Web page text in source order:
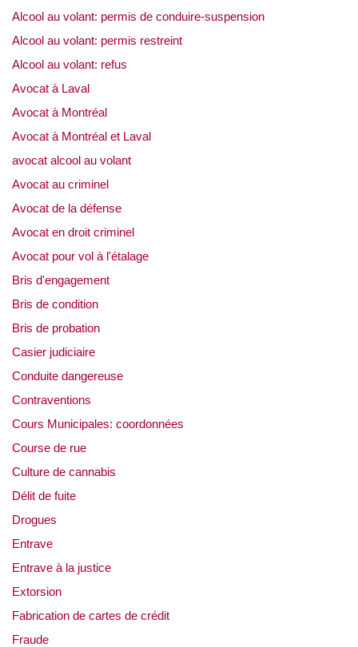
Alcool au volant: permis de conduire-suspension
Alcool au volant: permis restreint
Alcool au volant: refus
Avocat à Laval
Avocat à Montréal
Avocat à Montréal et Laval
avocat alcool au volant
Avocat au criminel
Avocat de la défense
Avocat en droit criminel
Avocat pour vol à l'étalage
Bris d'engagement
Bris de condition
Bris de probation
Casier judiciaire
Conduite dangereuse
Contraventions
Cours Municipales: coordonnées
Course de rue
Culture de cannabis
Délit de fuite
Drogues
Entrave
Entrave à la justice
Extorsion
Fabrication de cartes de crédit
Fraude